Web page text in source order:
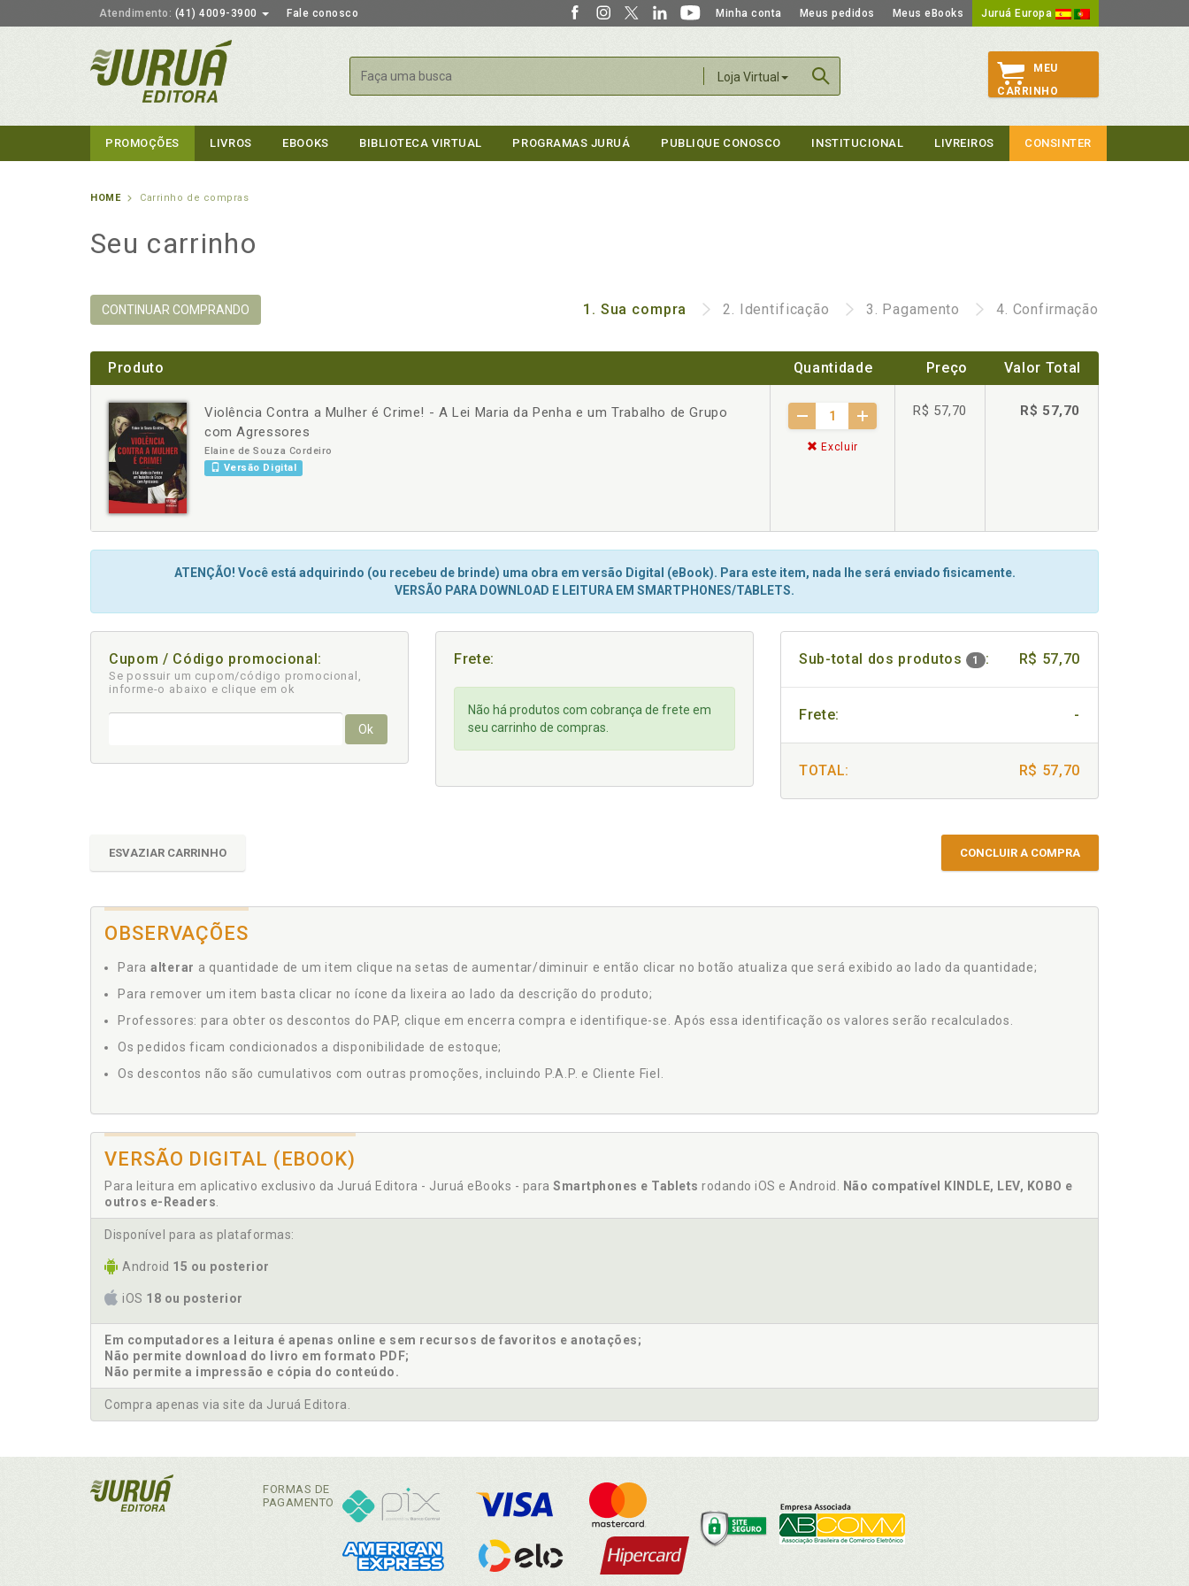
Atendimento: (41) 4009-3900 Fale conosco Minha conta Meus pedidos Meus eBooks Juruá Europa
Loja Virtual
Buscar
MEU
CARRINHO
PROMOÇÕES LIVROS EBOOKS BIBLIOTECA VIRTUAL PROGRAMAS JURUÁ PUBLIQUE CONOSCO INSTITUCIONAL LIVREIROS CONSINTER
HOME Carrinho de compras
Seu carrinho
CONTINUAR COMPRANDO 1. Sua compra 2. Identificação 3. Pagamento 4. Confirmação
Produto Quantidade Preço Valor Total
Violência Contra a Mulher é Crime! - A Lei Maria da Penha e um Trabalho de Grupo
com Agressores
Elaine de Souza Cordeiro
Versão Digital
- +
Excluir
R$ 57,70 R$ 57,70
ATENÇÃO! Você está adquirindo (ou recebeu de brinde) uma obra em versão Digital (eBook). Para este item, nada lhe será enviado fisicamente.
VERSÃO PARA DOWNLOAD E LEITURA EM SMARTPHONES/TABLETS.
Cupom / Código promocional:
Se possuir um cupom/código promocional,
informe-o abaixo e clique em ok
Ok
Frete:
Não há produtos com cobrança de frete em
seu carrinho de compras.
Sub-total dos produtos 1 : R$ 57,70
Frete: -
TOTAL: R$ 57,70
ESVAZIAR CARRINHO CONCLUIR A COMPRA
OBSERVAÇÕES
Para alterar a quantidade de um item clique na setas de aumentar/diminuir e então clicar no botão atualiza que será exibido ao lado da quantidade;
Para remover um item basta clicar no ícone da lixeira ao lado da descrição do produto;
Professores: para obter os descontos do PAP, clique em encerra compra e identifique-se. Após essa identificação os valores serão recalculados.
Os pedidos ficam condicionados a disponibilidade de estoque;
Os descontos não são cumulativos com outras promoções, incluindo P.A.P. e Cliente Fiel.
VERSÃO DIGITAL (EBOOK)
Para leitura em aplicativo exclusivo da Juruá Editora - Juruá eBooks - para Smartphones e Tablets rodando iOS e Android.
Não compatível KINDLE, LEV, KOBO e
outros e-Readers
Disponível para as plataformas:
Android 15 ou posterior
iOS 18 ou posterior
Em computadores a leitura é apenas online e sem recursos de favoritos e anotações;
Não permite download do livro em formato PDF;
Não permite a impressão e cópia do conteúdo.
Compra apenas via site da Juruá Editora.
FORMAS DE
PAGAMENTO